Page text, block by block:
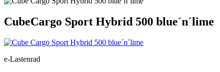
CubeCargo Sport Hybrid 500 blue´n´lime
e-Lastenrad